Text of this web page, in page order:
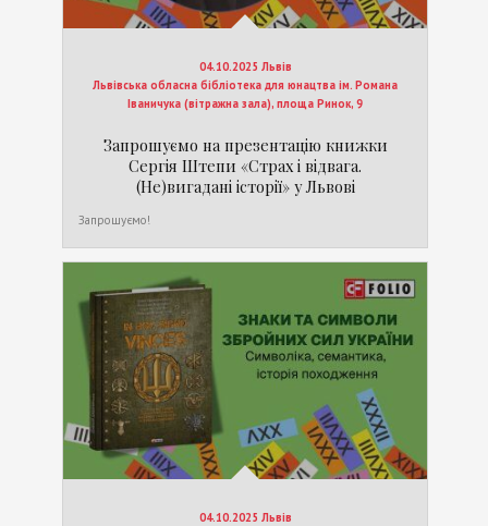
04.10.2025 Львів
Львівська обласна бібліотека для юнацтва ім. Романа
Іваничука (вітражна зала), площа Ринок, 9
Запрошуємо на презентацію книжки
Сергія Штепи «Страх і відвага.
(Не)вигадані історії» у Львові
Запрошуємо!
04.10.2025 Львів